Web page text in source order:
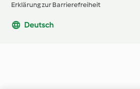
Erklärung zur Barrierefreiheit
Deutsch